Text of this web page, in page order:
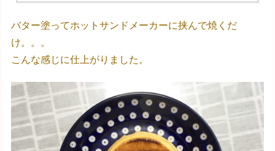
バター塗ってホットサンドメーカーに挟んで焼くだ
け。。。
こんな感じに仕上がりました。